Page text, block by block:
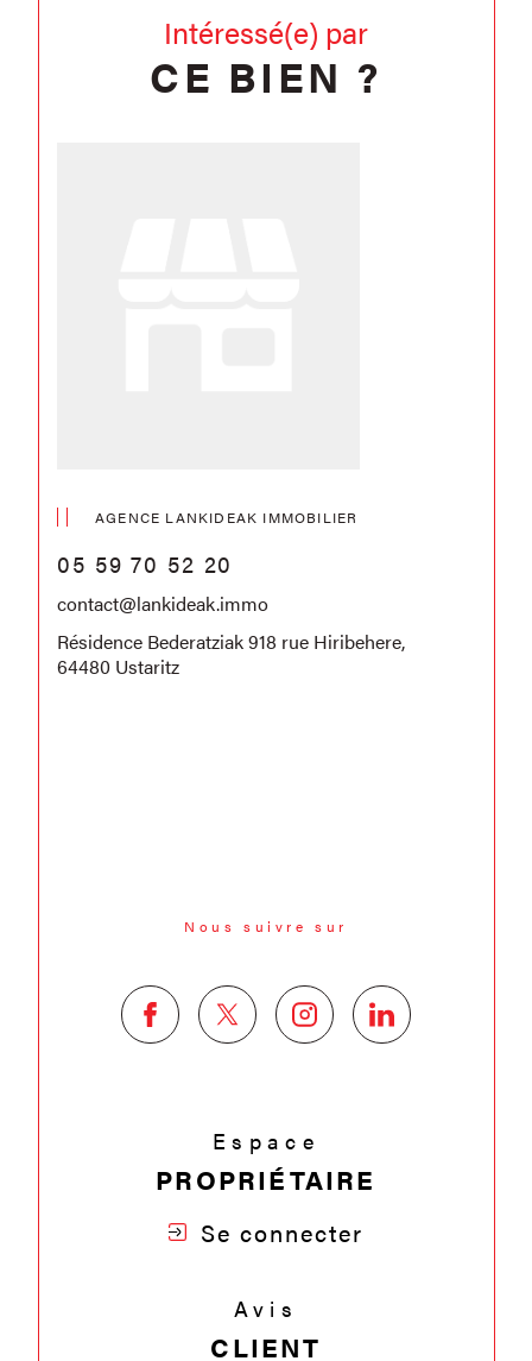
Intéressé(e) par
CE BIEN ?
AGENCE LANKIDEAK IMMOBILIER
05 59 70 52 20
contact@lankideak.immo
Résidence Bederatziak 918 rue Hiribehere,
64480 Ustaritz
Nous suivre sur
Espace
PROPRIÉTAIRE
Se connecter
Avis
CLIENT